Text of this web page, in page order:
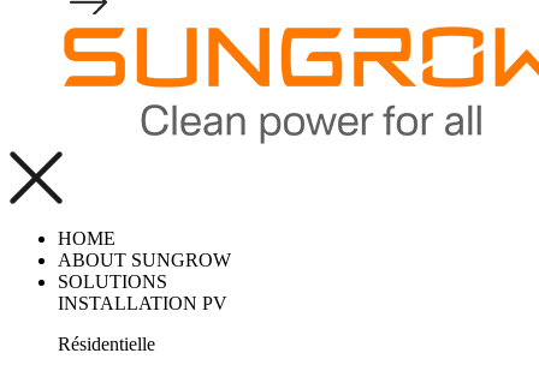
HOME
ABOUT SUNGROW
SOLUTIONS
INSTALLATION PV
Résidentielle